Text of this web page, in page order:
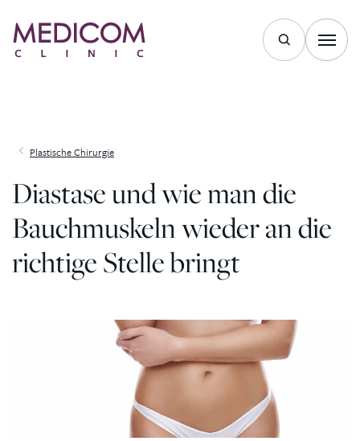
Plastische Chirurgie
Diastase und wie man die
Bauchmuskeln wieder an die
richtige Stelle bringt